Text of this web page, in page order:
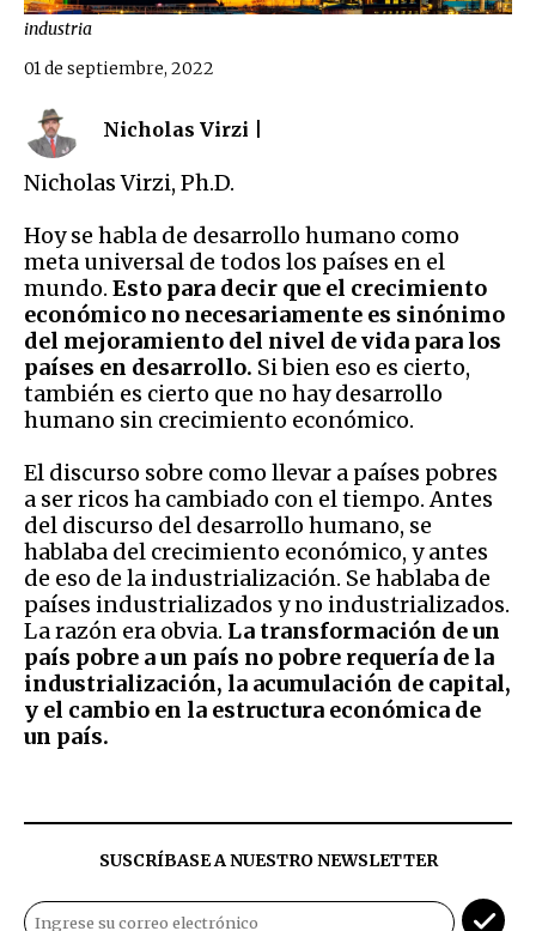
industria
Nicholas Virzi |
01 de septiembre, 2022
Nicholas Virzi, Ph.D.
Hoy se habla de desarrollo humano como
meta universal de todos los países en el
mundo. Esto para decir que el crecimiento
económico no necesariamente es sinónimo
del mejoramiento del nivel de vida para los
países en desarrollo. Si bien eso es cierto,
también es cierto que no hay desarrollo
humano sin crecimiento económico.
El discurso sobre como llevar a países pobres
a ser ricos ha cambiado con el tiempo. Antes
del discurso del desarrollo humano, se
hablaba del crecimiento económico, y antes
de eso de la industrialización. Se hablaba de
países industrializados y no industrializados.
La razón era obvia. La transformación de un
país pobre a un país no pobre requería de la
industrialización, la acumulación de capital,
y el cambio en la estructura económica de
un país.
SUSCRÍBASE A NUESTRO NEWSLETTER